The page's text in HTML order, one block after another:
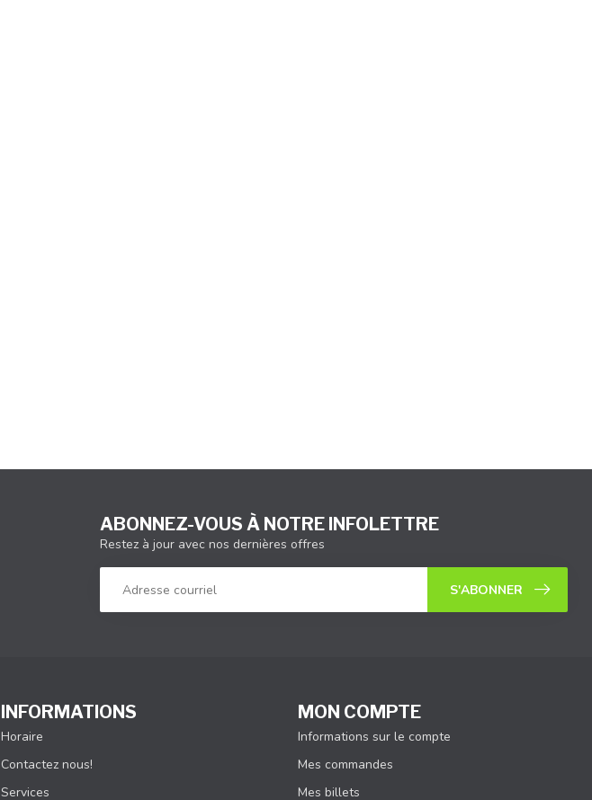
ABONNEZ-VOUS À NOTRE INFOLETTRE
Restez à jour avec nos dernières offres
S'ABONNER
INFORMATIONS
Horaire
Contactez nous!
Services
MON COMPTE
Informations sur le compte
Mes commandes
Mes billets